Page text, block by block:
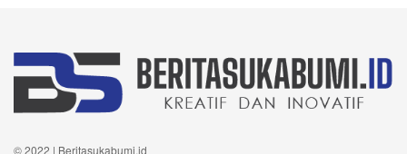
© 2022 | Beritasukabumi.id